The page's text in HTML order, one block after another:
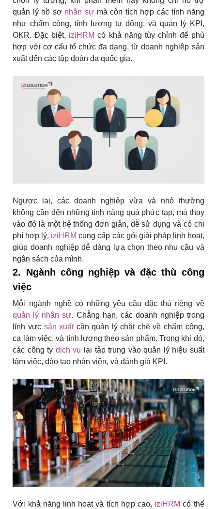
quản lý hồ sơ nhân sự mà còn tích hợp các tính năng
như chấm công, tính lương tự động, và quản lý KPI,
OKR. Đặc biệt, iziHRM có khả năng tùy chỉnh để phù
hợp với cơ cấu tổ chức đa dạng, từ doanh nghiệp sản
xuất đến các tập đoàn đa quốc gia.
Ngược lại, các doanh nghiệp vừa và nhỏ thường
không cần đến những tính năng quá phức tạp, mà thay
vào đó là một hệ thống đơn giản, dễ sử dụng và có chi
phí hợp lý. iziHRM cung cấp các gói giải pháp linh hoạt,
giúp doanh nghiệp dễ dàng lựa chọn theo nhu cầu và
ngân sách của mình.
2. Ngành công nghiệp và đặc thù công
việc
Mỗi ngành nghề có những yêu cầu đặc thù riêng về
quản lý nhân sự. Chẳng hạn, các doanh nghiệp trong
lĩnh vực sản xuấtcần quản lý chặt chẽ về chấm công,
ca làm việc, và tính lương theo sản phẩm. Trong khi đó,
các công ty dịch vụ lại tập trung vào quản lý hiệu suất
làm việc, đào tạo nhân viên, và đánh giá KPI.
Với khả năng linh hoạt và tích hợp cao, iziHRM có thể